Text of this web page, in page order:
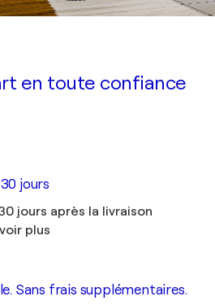
en toute confiance
jours
jours après la livraison
plus
Sans frais supplémentaires.